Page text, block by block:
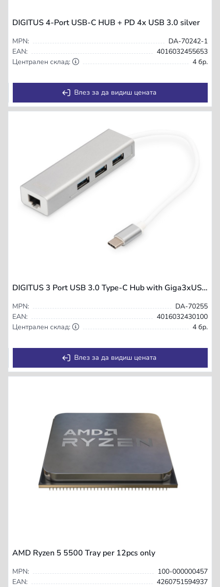
DIGITUS 4-Port USB-C HUB + PD 4x USB 3.0 silver
MPN:
DA-70242-1
EAN:
4016032455653
Централен склад:
4 бр.
Влез за да видиш цената
DIGITUS 3 Port USB 3.0 Type-C Hub with Giga3xUSB A/F
MPN:
DA-70255
EAN:
4016032430100
Централен склад:
4 бр.
Влез за да видиш цената
AMD Ryzen 5 5500 Tray per 12pcs only
MPN:
100-000000457
EAN:
4260751594937